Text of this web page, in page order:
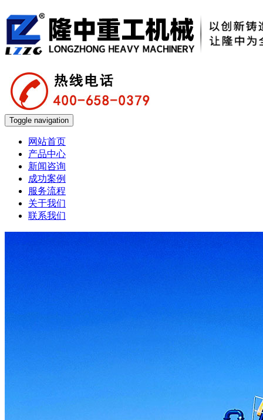
Toggle navigation
网站首页
产品中心
新闻咨询
成功案例
服务流程
关于我们
联系我们